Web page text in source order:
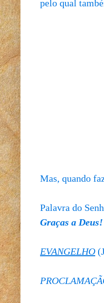
pelo qual
Mas, quando
Palavra do
Graças a Deus!
EVANGELHO